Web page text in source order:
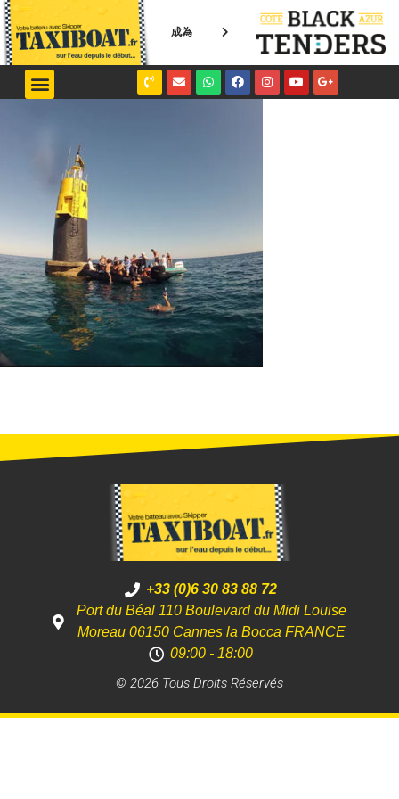
成為
+33 (0)6 30 83 88 72
Port du Béal 110 Boulevard du Midi Louise
Moreau 06150 Cannes la Bocca FRANCE
09:00 - 18:00
© 2026 Tous Droits Réservés